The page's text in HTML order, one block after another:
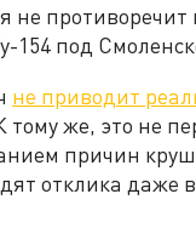
не
154 под
не приводит
же, это не
причин
отклика даже